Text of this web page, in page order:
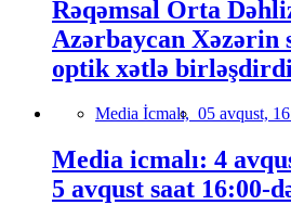
Rəqəmsal Orta
Azərbaycan
optik xətlə birləşdirdi
Media İcmalı, 05 avqust,
Media icmalı: 4
5 avqust saat 16:00-